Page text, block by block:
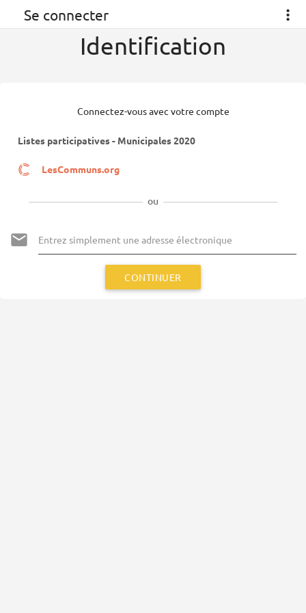
Se connecter
Identification
Connectez-vous avec votre compte
Listes participatives - Municipales 2020
LesCommuns.org
ou
CONTINUER